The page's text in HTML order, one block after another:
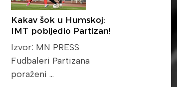
Kakav šok u Humskoj:
IMT pobijedio Partizan!
Izvor: MN PRESS
Fudbaleri Partizana
poraženi …